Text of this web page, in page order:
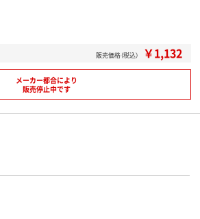
販売価格（税込） ￥1,132
メーカー都合により
販売停止中です